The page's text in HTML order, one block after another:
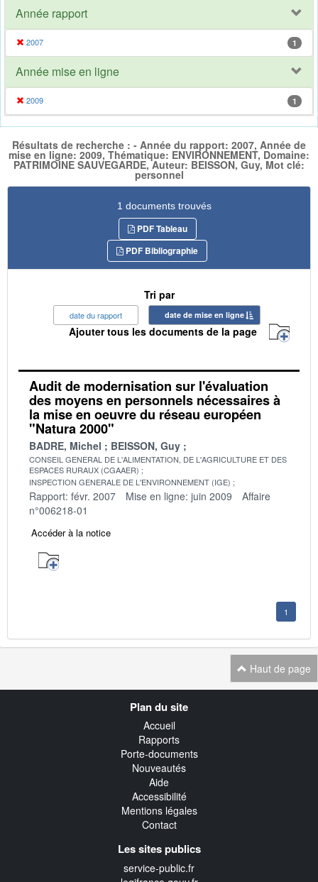
Année rapport
2007 1
Année mise en ligne
2009 1
Résultats de recherche : - Année du rapport: 2007, Année de
mise en ligne: 2009, Thématique: ENVIRONNEMENT, Domaine:
PATRIMOINE SAUVEGARDE, Auteur: BEISSON, Guy, Mot clé:
personnel
1 documents trouvés
PDF Tableau
PDF Bibliographie
Tri par
date du rapport date de mise en ligne
Ajouter tous les documents de la page
Audit de modernisation sur l'évaluation
des moyens en personnels nécessaires à
la mise en oeuvre du réseau européen
"Natura 2000"
BADRE, Michel BEISSON, Guy
CONSEIL GENERAL DE L'ALIMENTATION, DE L'AGRICULTURE ET DES
ESPACES RURAUX (CGAAER)
INSPECTION GENERALE DE L'ENVIRONNEMENT (IGE)
Rapport: févr. 2007 Mise en ligne: juin 2009
Affaire
n°006218-01
Accéder à la notice
1
Haut de page
Plan du site
Accueil
Rapports
Porte-documents
Nouveautés
Aide
Accessibilité
Mentions légales
Contact
Les sites publics
service-public.fr